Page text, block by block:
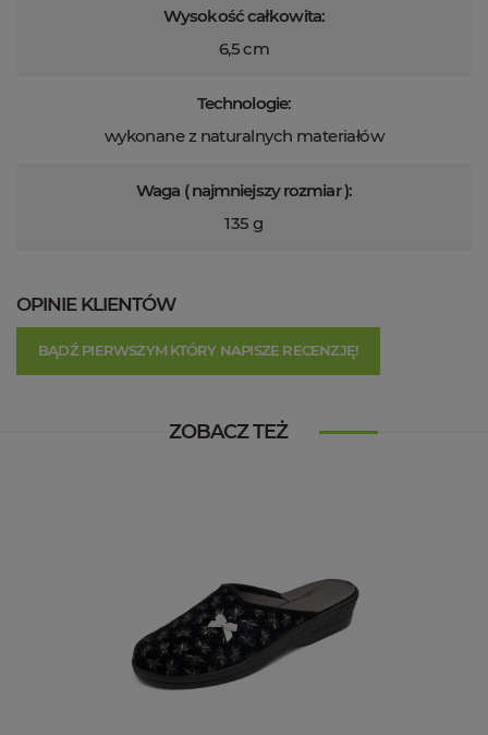
Wysokość całkowita:
6,5 cm
Technologie:
wykonane z naturalnych materiałów
Waga ( najmniejszy rozmiar ):
135 g
OPINIE KLIENTÓW
BĄDŹ PIERWSZYM KTÓRY NAPISZE RECENZJĘ!
ZOBACZ TEŻ